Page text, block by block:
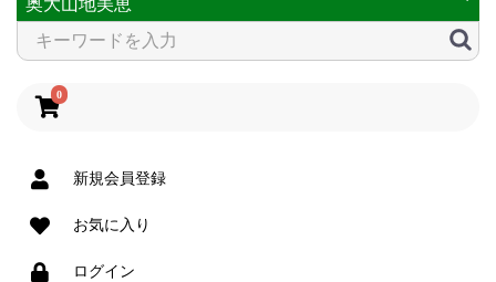
0
新規会員登録
お気に入り
ログイン